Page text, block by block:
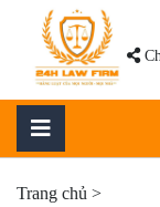
content
Trang chủ >